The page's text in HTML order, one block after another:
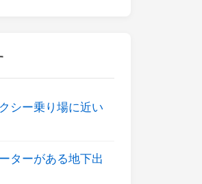
シー乗り場に近い
ターがある地下出